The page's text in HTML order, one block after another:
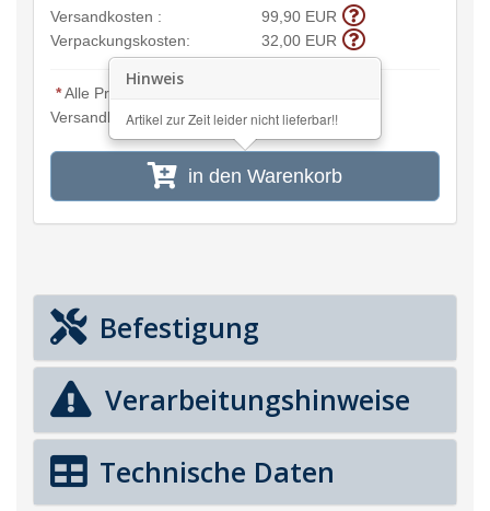
Versandkosten :
99,90 EUR
Verpackungskosten:
32,00 EUR
*Alle Preisangaben inkl. MwSt. und zzgl.
Versandkosten
in den Warenkorb
Hinweis
Artikel zur Zeit leider nicht lieferbar!!
Befestigung
Verarbeitungshinweise
Technische Daten